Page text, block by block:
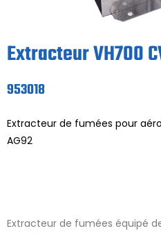
Extracteur VH700
953018
Extracteur de fumées pour
AG92
Extracteur de fumées équipé